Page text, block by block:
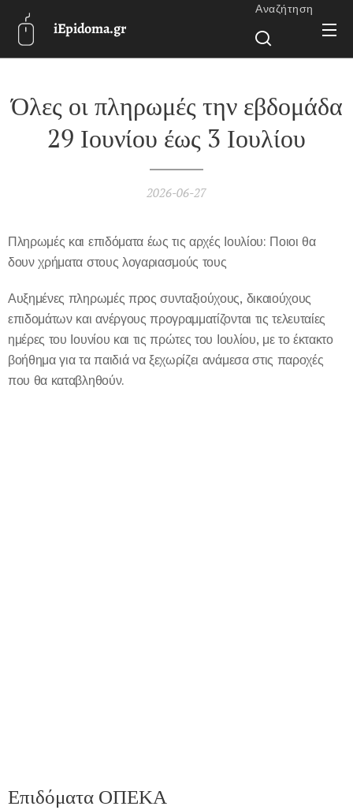
iEpidoma.gr
Αναζήτηση
Όλες οι πληρωμές την εβδομάδα
29 Ιουνίου έως 3 Ιουλίου
2026-06-27
Πληρωμές και επιδόματα έως τις αρχές Ιουλίου: Ποιοι θα
δουν χρήματα στους λογαριασμούς τους
Αυξημένες πληρωμές προς συνταξιούχους, δικαιούχους
επιδομάτων και ανέργους προγραμματίζονται τις τελευταίες
ημέρες του Ιουνίου και τις πρώτες του Ιουλίου, με το έκτακτο
βοήθημα για τα παιδιά να ξεχωρίζει ανάμεσα στις παροχές
που θα καταβληθούν.
Επιδόματα ΟΠΕΚΑ